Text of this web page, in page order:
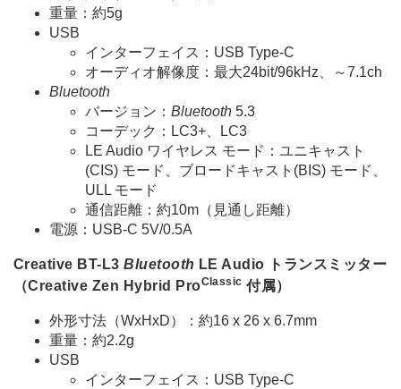
重量：約5g
USB
インターフェイス：USB Type-C
オーディオ解像度：最大24bit/96kHz、～7.1ch
Bluetooth
バージョン： Bluetooth 5.3
コーデック：LC3+、LC3
LE Audio ワイヤレス モード：ユニキャスト
(CIS) モード、ブロードキャスト(BIS) モード、
ULL モード
通信距離：約10m（見通し距離）
電源：USB-C 5V/0.5A
Creative BT-L3Bluetooth LE Audio トランスミッター
（Creative Zen Hybrid ProClassic 付属）
外形寸法（WxHxD）：約16 x 26 x 6.7mm
重量：約2.2g
USB
インターフェイス：USB Type-C